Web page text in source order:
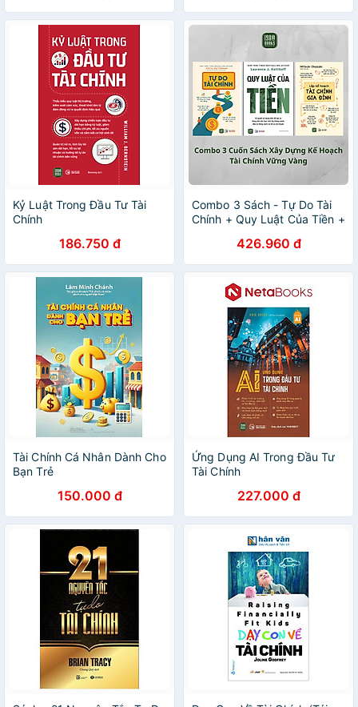
Kỷ Luật Trong Đầu Tư Tài
Chính
186.750 đ
Combo 3 Sách - Tự Do Tài
Chính + Quy Luật Của Tiền +
426.960 đ
Tài Chính Cá Nhân Dành Cho
Bạn Trẻ
150.000 đ
Ứng Dụng AI Trong Đầu Tư
Tài Chính
227.000 đ